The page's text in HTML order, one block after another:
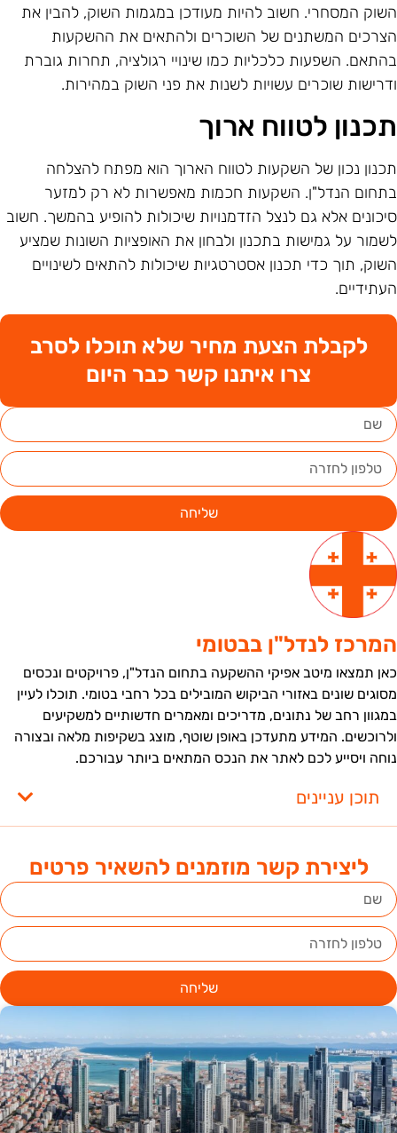
ליצירת קשר מוזמנים להשאיר פרטים
שליחה
המסחרי. חשוב להיות מעודכן במגמות השוק, להבין את
המשתנים של השוכרים ולהתאים את ההשקעות
השפעות כלכליות כמו שינויי רגולציה, תחרות גוברת
שוכרים עשויות לשנות את פני השוק במהירות.
לטווח ארוך
נכון של השקעות לטווח הארוך הוא מפתח להצלחה
הנדל"ן. השקעות חכמות מאפשרות לא רק למזער
אלא גם לנצל הזדמנויות שיכולות להופיע בהמשך. חשוב
על גמישות בתכנון ולבחון את האופציות השונות שמציע
תוך כדי תכנון אסטרטגיות שיכולות להתאים לשינויים
לקבלת הצעת מחיר שלא תוכלו לסרב
צרו איתנו קשר כבר היום
שליחה
לנדל"ן בבטומי
תמצאו מיטב אפיקי ההשקעה בתחום הנדל"ן, פרויקטים ונכסים
שונים באזורי הביקוש המובילים בכל רחבי בטומי. תוכלו לעיין
רחב של נתונים, מדריכים ומאמרים חדשותיים למשקיעים
המידע מתעדכן באופן שוטף, מוצג בשקיפות מלאה ובצורה
ויסייע לכם לאתר את הנכס המתאים ביותר עבורכם.
תוכן עניינים